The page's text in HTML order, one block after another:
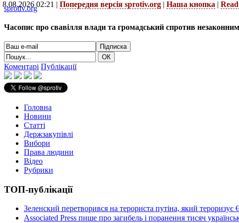
8.08.2026 02:21 | Попередня версія sprotiv.org | Наша кнопка |
sprotiv.org
Часопис про свавілля влади та громадський спротив
Коментарі Публікації
Головна
Новини
Статті
Держзакупівлі
Вибори
Права людини
Відео
Рубрики
ТОП-публікації
Зеленский перетворився на терориста путіна, який тероризує
Associated Press пише про загибель і поранення тисяч